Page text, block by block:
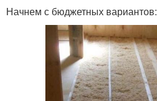
Начнем с бюджетных вариантов: